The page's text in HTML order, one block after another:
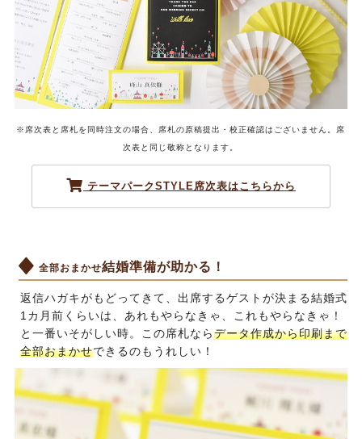
※席次表と席札を同時注文の場合、席札の原稿提出・校正確認はございません。席
次表と同じ敬称となります。
テーマパークSTYLE席次表はこちらから
全部おまかせ結婚準備が助かる！
返信ハガキがもどってきて、出席するゲストが決まる結婚式
1カ月前くらいは、あれもやらなきゃ、これもやらなきゃ！
と一番いそがしい時。この席札ならデータ作成から印刷まで
全部おまかせできるのもうれしい！